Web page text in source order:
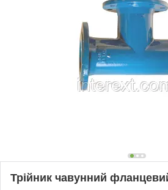
Трійник чавунний